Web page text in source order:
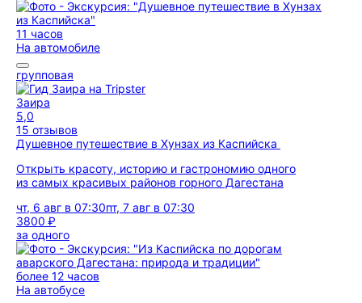
11 часов
На автомобиле
групповая
Заира
5,0
15 отзывов
Душевное путешествие в Хунзах из Каспийска
Открыть красоту, историю и гастрономию одного
из самых красивых районов горного Дагестана
чт, 6 авг в 07:30пт, 7 авг в 07:30
3800 ₽
за одного
более 12 часов
На автобусе